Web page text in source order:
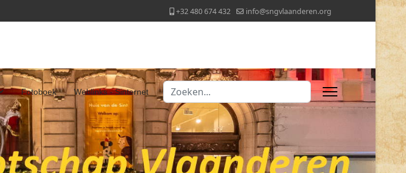
+32 480 674 432 info@sngvlaanderen.org
Fotoboek Weblinks - Sinternet
Zoeken
Type 2 or more characters for results.